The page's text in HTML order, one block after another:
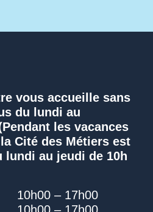
vous accueille sans
du lundi au
les vacances
Cité des Métiers est
lundi au jeudi de 10h
10h00 – 17h00
10h00 – 17h00